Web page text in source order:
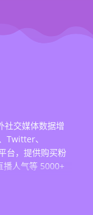
社交媒体数据增
Twitter、
台，提供购买粉
播人气等 5000+